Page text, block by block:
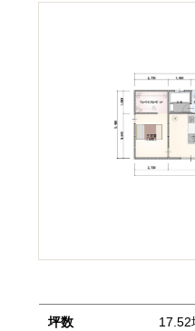
坪数 17.52